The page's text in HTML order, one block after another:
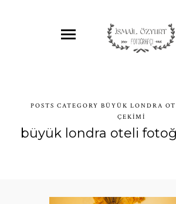
POSTS CATEGORY BÜYÜK LONDRA
ÇEKIMI
büyük londra oteli